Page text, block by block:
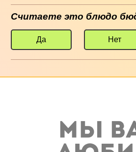
Считаете это блюдо
Да Нет